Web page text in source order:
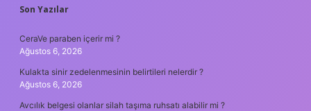
SIDEBAR
Son Yazılar
CeraVe paraben içerir mi ?
Ağustos 6, 2026
Kulakta sinir zedelenmesinin belirtileri nelerdir ?
Ağustos 6, 2026
Avcılık belgesi olanlar silah taşıma ruhsatı alabilir mi ?